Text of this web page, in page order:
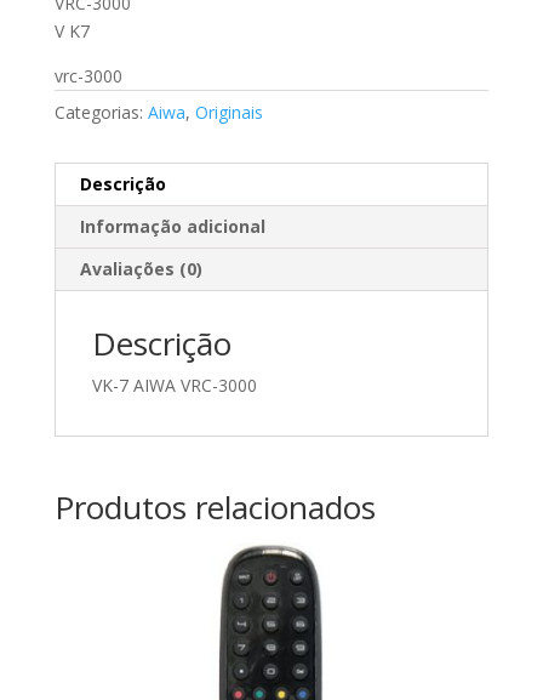
V K7
vrc-3000
Categorias: Aiwa, Originais
Descrição
Informação adicional
Avaliações (0)
Descrição
VK-7 AIWA VRC-3000
Produtos relacionados